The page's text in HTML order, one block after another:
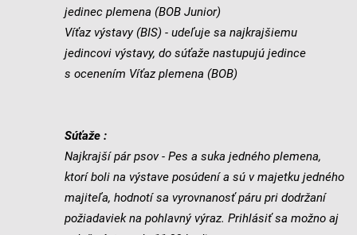
jedinec plemena (BOB Junior)
Víťaz výstavy (BIS) - udeľuje sa najkrajšiemu
jedincovi výstavy, do súťaže nastupujú jedince
s ocenením Víťaz plemena (BOB)
Súťaže :
Najkrajší pár psov - Pes a suka jedného plemena,
ktorí boli na výstave posúdení a sú v majetku jedného
majiteľa, hodnotí sa vyrovnanosť páru pri dodržaní
požiadaviek na pohlavný výraz. Prihlásiť sa možno aj